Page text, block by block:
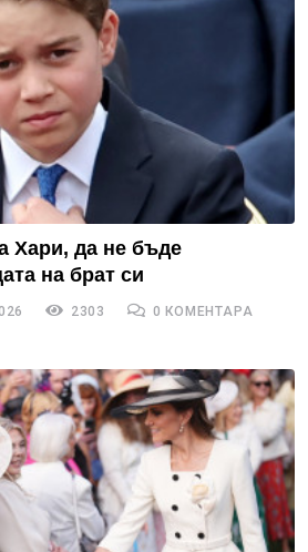
Хари, да не бъде
на брат си
2303 0 КОМЕНТАРА